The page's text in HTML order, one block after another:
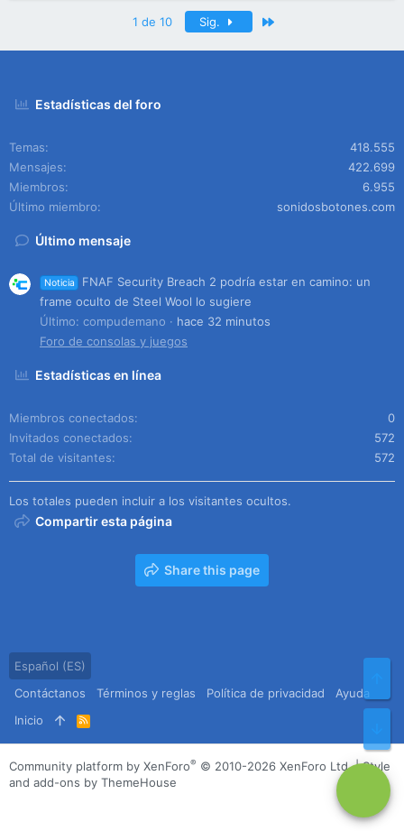
1 de 10 Sig.
Estadísticas del foro
Temas
418.555
Mensajes
422.699
Miembros
6.955
Último miembro
sonidosbotones.com
Último mensaje
Noticia
FNAF Security Breach 2 podría estar en camino: un
frame oculto de Steel Wool lo sugiere
Último: compudemano
hace 32 minutos
Foro de consolas y juegos
Estadísticas en línea
Miembros conectados
0
Invitados conectados
572
Total de visitantes
572
Los totales pueden incluir a los visitantes ocultos.
Compartir esta página
Share this page
Español (ES)
Contáctanos
Términos y reglas Política de privacidad
Ayuda
Inicio
R
S
S
Community platform by XenForo® © 2010-2026 XenForo Ltd. |Style
and add-ons by ThemeHouse